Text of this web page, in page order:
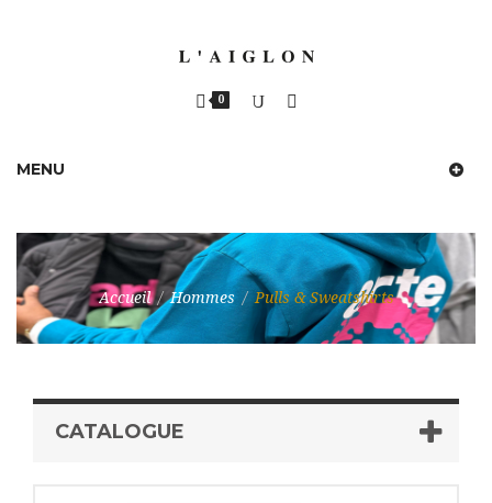
0
MENU
Accueil / Hommes / Pulls & Sweatshirts
CATALOGUE